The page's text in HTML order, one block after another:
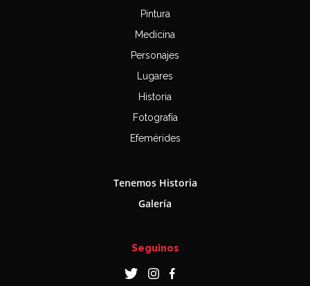
Pintura
Medicina
Personajes
Lugares
Historia
Fotografía
Efemérides
Tenemos Historia
Galería
Seguinos